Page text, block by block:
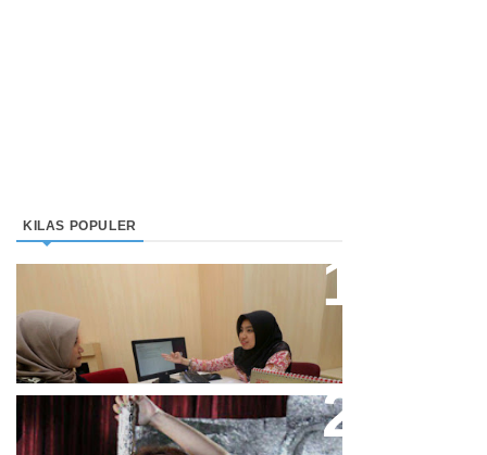
KILAS POPULER
Keuangan Syariah Di Indonesia
Meningkat
Cupi Cupita Luncurkan Single
“Yo Uwis”